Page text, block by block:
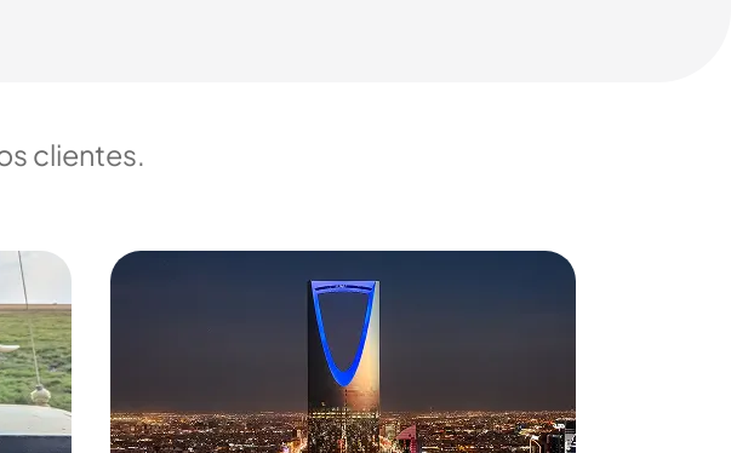
clientes.